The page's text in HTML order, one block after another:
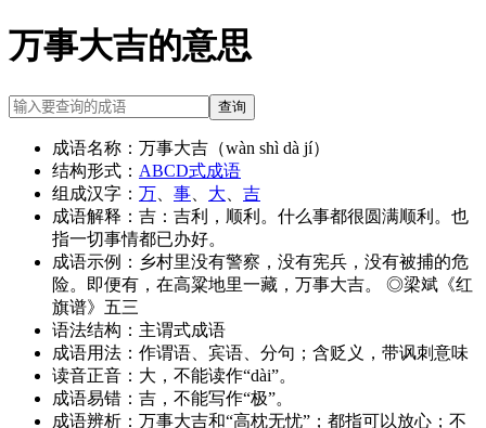
万事大吉的意思
查询
成语名称： 万事大吉（wàn shì dà jí）
结构形式： ABCD式成语
组成汉字： 万 事 大
吉
成语解释： 吉：吉利，顺利。什么事都很圆满顺利。也
指一切事情都已办好。
成语示例： 乡村里没有警察，没有宪兵，没有被捕的危
险。即便有，在高粱地里一藏，万事大吉。 ◎梁斌《红
旗谱》五三
语法结构： 主谓式成语
成语用法： 作谓语、宾语、分句；含贬义，带讽刺意味
读音正音： 大，不能读作“dài”。
成语易错： 吉，不能写作“极”。
成语辨析： 万事大吉和“高枕无忧”；都指可以放心；不